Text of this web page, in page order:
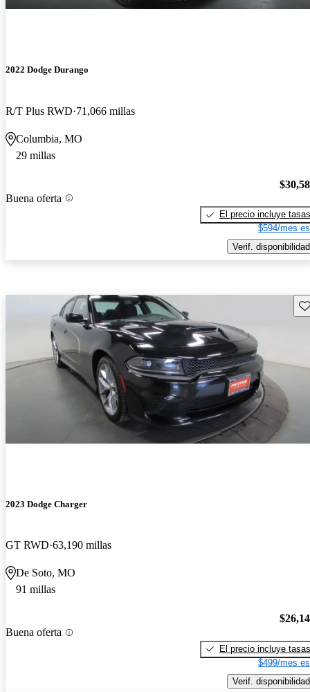
2022 Dodge Durango
R/T Plus RWD 71,066 millas
Columbia, MO
29 millas
Buena oferta
El precio incluye tasas
$594/mes
Verif. disponibilidad
2023 Dodge Charger
GT RWD 63,190 millas
De Soto, MO
91 millas
Buena oferta
El precio incluye tasas
$499/mes
Verif. disponibilidad